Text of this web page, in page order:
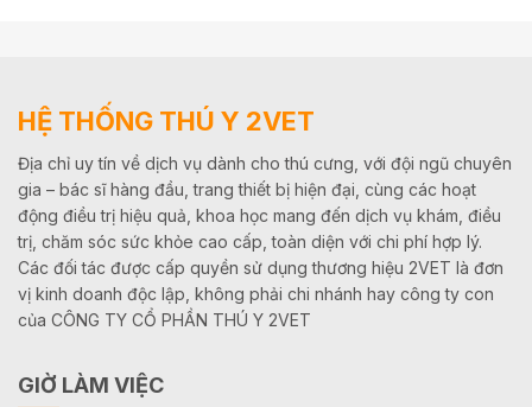
HỆ THỐNG THÚ Y 2VET
Địa chỉ uy tín về dịch vụ dành cho thú cưng, với đội ngũ chuyên
gia – bác sĩ hàng đầu, trang thiết bị hiện đại, cùng các hoạt
động điều trị hiệu quả, khoa học mang đến dịch vụ khám, điều
trị, chăm sóc sức khỏe cao cấp, toàn diện với chi phí hợp lý.
Các đối tác được cấp quyền sử dụng thương hiệu 2VET là đơn
vị kinh doanh độc lập, không phải chi nhánh hay công ty con
của CÔNG TY CỔ PHẦN THÚ Y 2VET
GIỜ LÀM VIỆC